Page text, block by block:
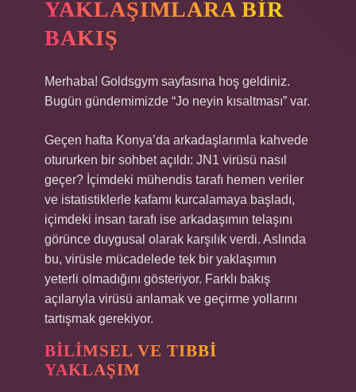
YAKLAŞIMLARA BIR
BAKIŞ
Merhaba! Goldsgym sayfasına hoş geldiniz.
Bugün gündemimizde “Jo neyin kısaltması” var.
Geçen hafta Konya’da arkadaşlarımla kahvede
otururken bir sohbet açıldı: JN1 virüsü nasıl
geçer? İçimdeki mühendis tarafı hemen veriler
ve istatistiklerle kafamı kurcalamaya başladı,
içimdeki insan tarafı ise arkadaşımın telaşını
görünce duygusal olarak karşılık verdi. Aslında
bu, virüsle mücadelede tek bir yaklaşımın
yeterli olmadığını gösteriyor. Farklı bakış
açılarıyla virüsü anlamak ve geçirme yollarını
tartışmak gerekiyor.
BILIMSEL VE TIBBI
YAKLAŞIM